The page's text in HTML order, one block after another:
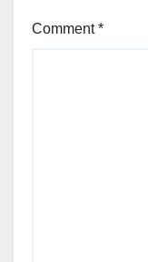
Comment*